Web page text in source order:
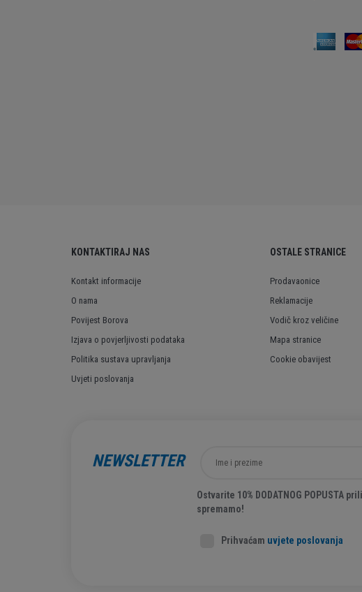
KONTAKTIRAJ NAS
Kontakt informacije
O nama
Povijest Borova
Izjava o povjerljivosti podataka
Politika sustava upravljanja
Uvjeti poslovanja
OSTALE STRANICE
Prodavaonice
Reklamacije
Vodič kroz veličine
Mapa stranice
Cookie obavijest
NEWSLETTER
Ostvarite 10% DODATNOG
spremamo!
Prihvaćam uvjete poslovanja